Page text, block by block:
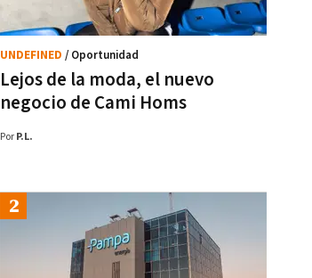
Lejos de la moda, el nuevo
negocio de Cami Homs
UNDEFINED / Oportunidad
Por P.L.